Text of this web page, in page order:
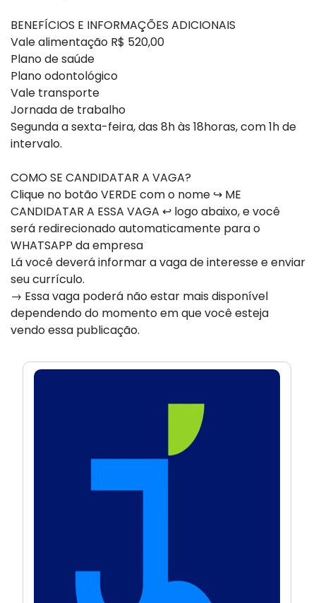
BENEFÍCIOS E INFORMAÇÕES ADICIONAIS
Vale alimentação R$ 520,00
Plano de saúde
Plano odontológico
Vale transporte
Jornada de trabalho
Segunda a sexta-feira, das 8h às 18horas, com 1h de
intervalo.
COMO SE CANDIDATAR A VAGA?
Clique no botão VERDE com o nome ↪ ME
CANDIDATAR A ESSA VAGA ↩ logo abaixo, e você
será redirecionado automaticamente para o
WHATSAPP da empresa
Lá você deverá informar a vaga de interesse e enviar
seu currículo.
→ Essa vaga poderá não estar mais disponível
dependendo do momento em que você esteja
vendo essa publicação.